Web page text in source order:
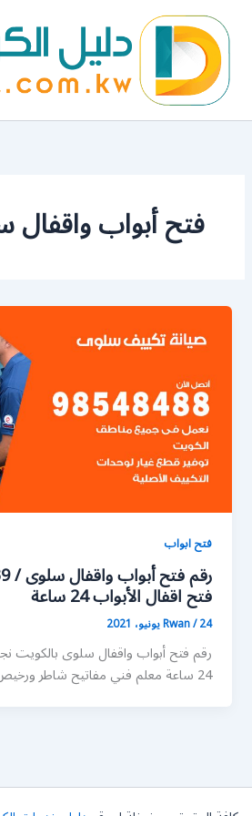
المحتوى
فتح أبواب
فتح ابواب
فتح اقفال الأبواب 24 ساعة
Rwan/24 يونيو، 2021
رقم فتح أبواب واقفال سلوى بالكويت
24 ساعة معلم فني مفاتيح شاطر ورخيص فتح قفل توفره […]